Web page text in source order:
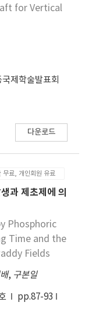
for Vertical
제학술발표회
다운로드
무료, 개인회원 유료
과 제초제에 의
Phosphoric
Time and the
Fields
, 구본일
pp.87-93